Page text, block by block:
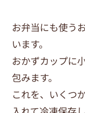
お弁当にも使う
います。
おかずカップに
包みます。
これを、いくつ